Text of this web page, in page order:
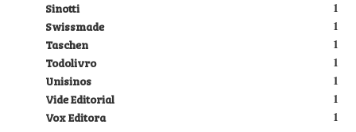
1
Sinotti
1
Swissmade
1
Taschen
1
Todolivro
1
Unisinos
1
Vide Editorial
1
Vox Editora